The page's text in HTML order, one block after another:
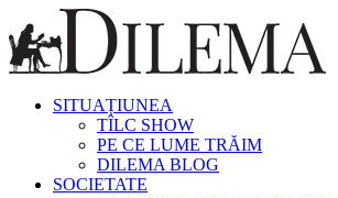
SITUAȚIUNEA
TÎLC SHOW
PE CE LUME TRĂIM
DILEMA BLOG
SOCIETATE